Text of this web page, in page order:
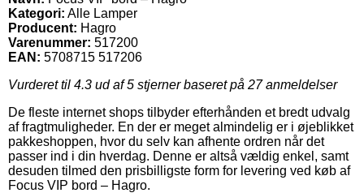
Kategori: Alle Lamper
Producent: Hagro
Varenummer: 517200
EAN: 5708715 517206
Vurderet til 4.3 ud af 5 stjerner baseret på 27anmeldelser
De fleste internet shops tilbyder efterhånden et bredt udvalg
af fragtmuligheder. En der er meget almindelig er i øjeblikket
pakkeshoppen, hvor du selv kan afhente ordren når det
passer ind i din hverdag. Denne er altså vældig enkel, samt
desuden tilmed den prisbilligste form for levering ved køb af
Focus VIP bord – Hagro.